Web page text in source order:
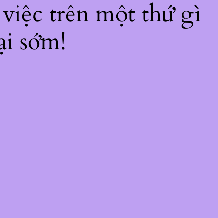
trên một thứ gì
sớm!